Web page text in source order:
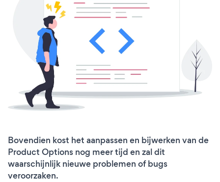
Bovendien kost het aanpassen en bijwerken van de
Product Options nog meer tijd en zal dit
waarschijnlijk nieuwe problemen of bugs
veroorzaken.